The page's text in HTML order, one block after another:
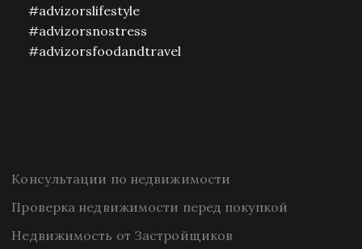
#advizorslifestyle
#advizorsnostress
#advizorsfoodandtravel
Консультации по недвижимости
Проверка недвижимости перед покупкой
Недвижимость от Застройщиков